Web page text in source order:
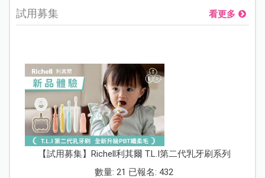
試用募集 看更多
【試用募集】Richell利其爾 T.L.I第二代乳牙刷系列
數量: 21 已報名: 432